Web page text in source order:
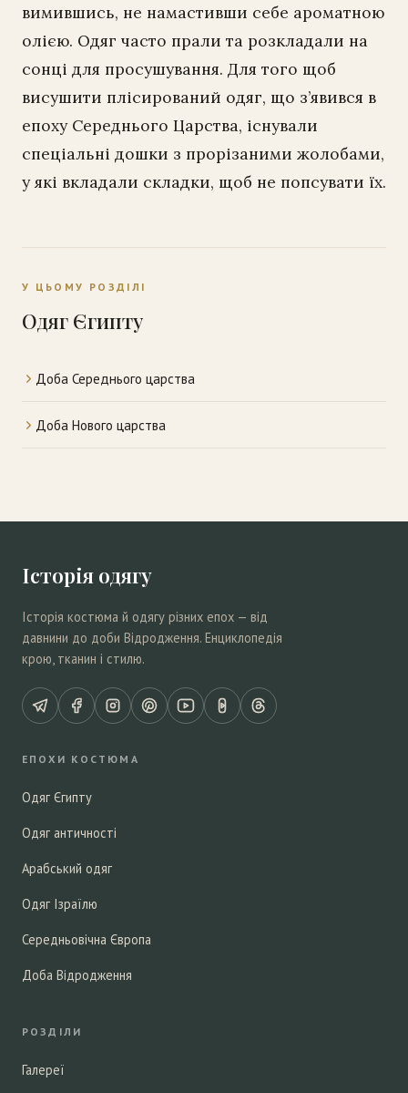
вимившись, не намастивши себе ароматною
олією. Одяг часто прали та розкладали на
сонці для просушування. Для того щоб
висушити плісирований одяг, що з’явився в
епоху Середнього Царства, існували
спеціальні дошки з прорізаними жолобами,
у які вкладали складки, щоб не попсувати їх.
У ЦЬОМУ РОЗДІЛІ
Одяг Єгипту
Доба Середнього царства
Доба Нового царства
Історія одягу
Історія костюма й одягу різних епох — від
давнини до доби Відродження. Енциклопедія
крою, тканин і стилю.
ЕПОХИ КОСТЮМА
Одяг Єгипту
Одяг античності
Арабський одяг
Одяг Ізраїлю
Середньовічна Європа
Доба Відродження
РОЗДІЛИ
Галереї